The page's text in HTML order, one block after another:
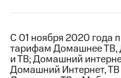
номер
в МТС
Тарифы
приложение
Мой
МТС
Акции
С 01 ноября 2020 года
тарифам Домашнее ТВ,
и ТВ; Домашний
Домашний Интернет,